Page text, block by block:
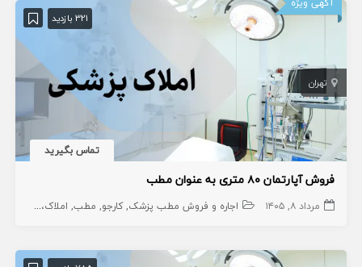
321 بازدید
تهران
تماس بگیرید
فروش آپارتمان ۸۰ متری به عنوان مطب
مرداد ۸, ۱۴۰۵ اجاره و فروش مطب پزشک کارجو مطب املاک،سهام و امتیاز